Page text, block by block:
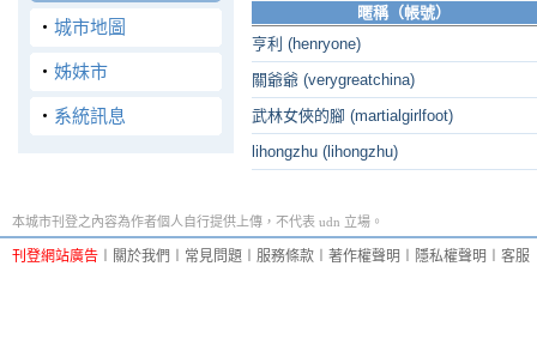
‧ 城市地圖
‧ 姊妹市
‧ 系統訊息
暱稱（帳號）
亨利 (henryone)
關爺爺 (verygreatchina)
武林女俠的腳 (martialgirlfoot)
lihongzhu (lihongzhu)
本城市刊登之內容為作者個人自行提供上傳，不代表 udn 立場。
刊登網站廣告 關於我們 常見問題 服務條款 著作權聲明 隱私權聲明 客服